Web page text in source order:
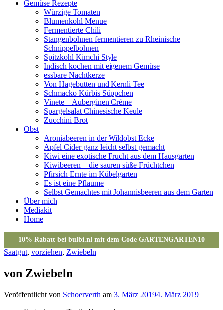
Gemüse Rezepte
Würzige Tomaten
Blumenkohl Menue
Fermentierte Chili
Stangenbohnen fermentieren zu Rheinische
Schnippelbohnen
Spitzkohl Kimchi Style
Indisch kochen mit eigenem Gemüse
essbare Nachtkerze
Von Hagebutten und Kernli Tee
Schmacko Kürbis Süppchen
Vinete – Auberginen Créme
Spargelsalat Chinesische Keule
Zucchini Brot
Obst
Aroniabeeren in der Wildobst Ecke
Apfel Cider ganz leicht selbst gemacht
Kiwi eine exotische Frucht aus dem Hausgarten
Kiwibeeren – die sauren süße Früchtchen
Pfirsich Ernte im Kübelgarten
Es ist eine Pflaume
Selbst Gemachtes mit Johannisbeeren aus dem Garten
Über mich
Mediakit
Home
Saatgut, vorziehen, Zwiebeln
von Zwiebeln
Veröffentlicht von Schoerverth am 3. März 20194. März 2019